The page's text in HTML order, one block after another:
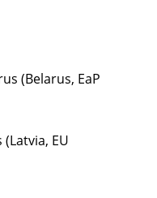
(Belarus, EaP
EU